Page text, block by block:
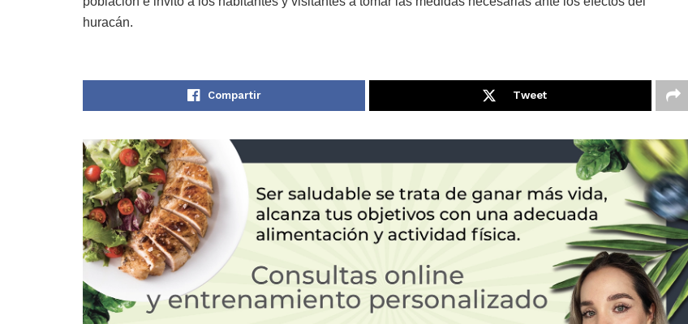
huracán.
Compartir Tweet